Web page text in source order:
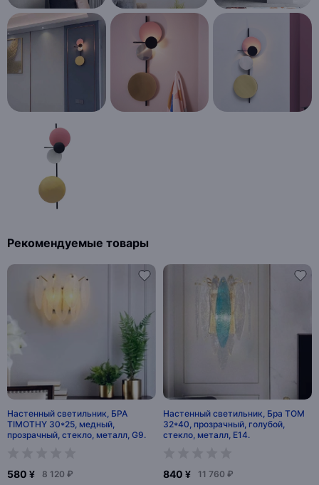
Рекомендуемые товары
Настенный светильник, БРА
TIMOTHY 30*25, медный,
прозрачный, стекло, металл, G9.
580 ¥ 8 120 ₽
Настенный светильник, Бра TOM
32*40, прозрачный, голубой,
стекло, металл, Е14.
840 ¥ 11 760 ₽